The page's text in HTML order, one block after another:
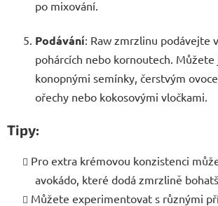
po mixování.
Podávání: Raw zmrzlinu podávejte
pohárcích nebo kornoutech.
konopnými semínky, čerstvým
ořechy nebo kokosovými vločkami.
Tipy:
Pro extra krémovou konzistenci
avokádo, které dodá zmrzlině
Můžete experimentovat s různými